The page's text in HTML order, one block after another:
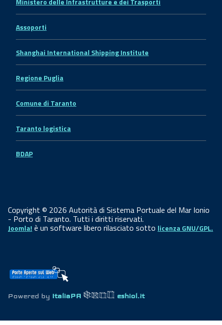
Assoporti
Shanghai International Shipping Institute
Regione Puglia
Comune di Taranto
Taranto logistica
BDAP
Copyright © 2026 Autorità di Sistema Portuale del Mar Ionio
- Porto di Taranto. Tutti i diritti riservati.
Joomla! è un software libero rilasciato sotto licenza GNU/GPL.
Powered by ItaliaPA eshiol.it